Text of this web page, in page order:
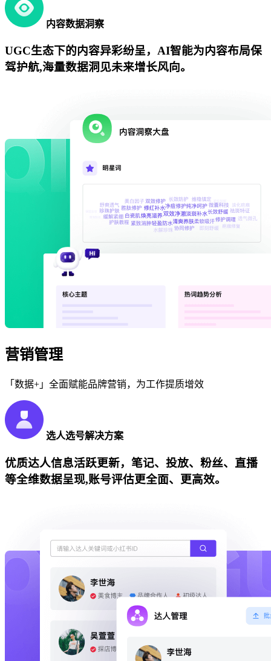
内容数据洞察
UGC生态下的内容异彩纷呈，AI智能为内容布局保
驾护航,海量数据洞见未来增长风向。
营销管理
「数据+」全面赋能品牌营销，为工作提质增效
选人选号解决方案
优质达人信息活跃更新，笔记、投放、粉丝、直播
等全维数据呈现,账号评估更全面、更高效。